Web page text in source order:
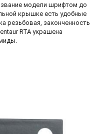
модели шрифтом до
крышке есть удобные
резьбовая, законченность
RTA украшена